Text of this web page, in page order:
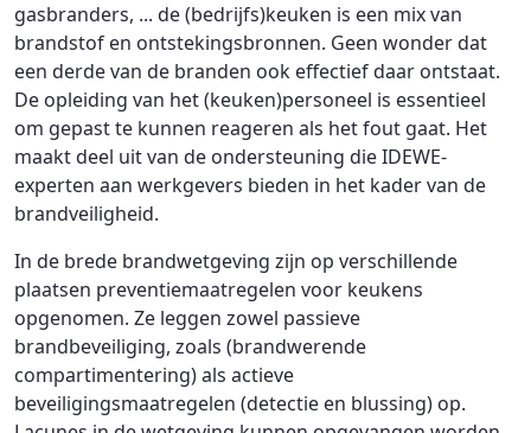
gasbranders, ... de (bedrijfs)keuken is een mix van
brandstof en ontstekingsbronnen. Geen wonder dat
een derde van de branden ook effectief daar ontstaat.
De opleiding van het (keuken)personeel is essentieel
om gepast te kunnen reageren als het fout gaat. Het
maakt deel uit van de ondersteuning die IDEWE-
experten aan werkgevers bieden in het kader van de
brandveiligheid.
In de brede brandwetgeving zijn op verschillende
plaatsen preventiemaatregelen voor keukens
opgenomen. Ze leggen zowel passieve
brandbeveiliging, zoals (brandwerende
compartimentering) als actieve
beveiligingsmaatregelen (detectie en blussing) op.